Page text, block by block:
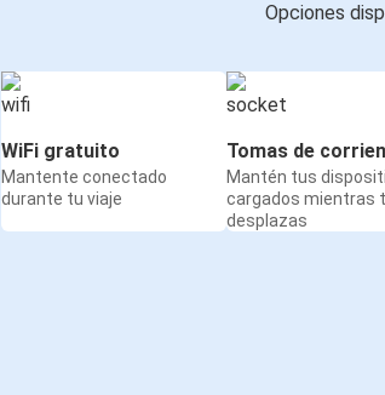
Opciones
WiFi gratuito
Mantente conectado
durante tu viaje
Tomas de
Mantén tus
cargados mientras
desplazas